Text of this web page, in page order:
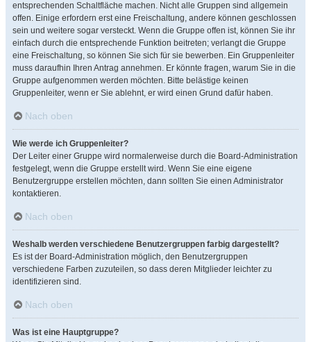
entsprechenden Schaltfläche machen. Nicht alle Gruppen sind allgemein
offen. Einige erfordern erst eine Freischaltung, andere können geschlossen
sein und weitere sogar versteckt. Wenn die Gruppe offen ist, können Sie ihr
einfach durch die entsprechende Funktion beitreten; verlangt die Gruppe
eine Freischaltung, so können Sie sich für sie bewerben. Ein Gruppenleiter
muss daraufhin Ihren Antrag annehmen. Er könnte fragen, warum Sie in die
Gruppe aufgenommen werden möchten. Bitte belästige keinen
Gruppenleiter, wenn er Sie ablehnt, er wird einen Grund dafür haben.
Nach oben
Wie werde ich Gruppenleiter?
Der Leiter einer Gruppe wird normalerweise durch die Board-Administration
festgelegt, wenn die Gruppe erstellt wird. Wenn Sie eine eigene
Benutzergruppe erstellen möchten, dann sollten Sie einen Administrator
kontaktieren.
Nach oben
Weshalb werden verschiedene Benutzergruppen farbig dargestellt?
Es ist der Board-Administration möglich, den Benutzergruppen
verschiedene Farben zuzuteilen, so dass deren Mitglieder leichter zu
identifizieren sind.
Nach oben
Was ist eine Hauptgruppe?